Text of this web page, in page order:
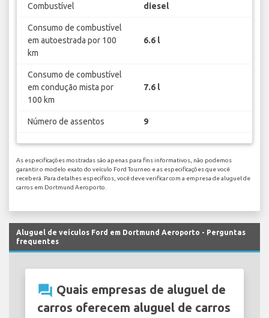
Combustível diesel
Consumo de combustível
em autoestrada por 100
km
6.6 l
Consumo de combustível
em condução mista por
100 km
7.6 l
Número de assentos 9
As especificações mostradas são apenas para fins informativos, não podemos
garantir o modelo exato do veículo Ford Tourneo e as especificações que você
receberá. Para detalhes específicos, você deve verificar com a empresa de aluguel de
carros em Dortmund Aeroporto.
Aluguel de veículos Ford em Dortmund Aeroporto - Perguntas
frequentes
question_answer Quais empresas de aluguel de
carros oferecem aluguel de carros